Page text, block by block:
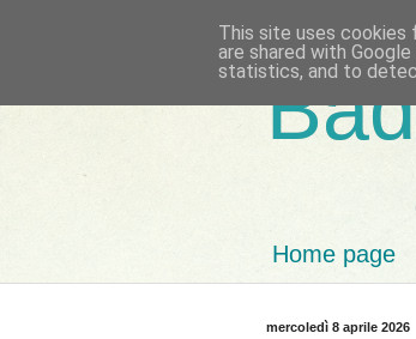
Home page
mercoledì 8 aprile 2026
This site uses cookies
are shared with
statistics, and to